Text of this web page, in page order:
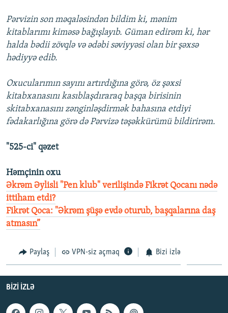
Pərvizin son məqaləsindən bildim ki, mənim
kitablarımı kiməsə bağışlayıb. Güman edirəm ki, hər
halda bədii zövqlə və ədəbi səviyyəsi olan bir şəxsə
hədiyyə edib.
Oxucularımın sayını artırdığına görə, öz şəxsi
kitabxanasını kasıblaşdıraraq başqa birisinin
skitabxanasını zənginləşdirmək bahasına etdiyi
fədakarlığına görə də Pərvizə təşəkkürümü bildirirəm.
"525-ci" qəzet
Həmçinin oxu
Əkrəm Əylisli "Pen klub" verilişində Fikrət Qocanı nədə
ittiham etdi?
Fikrət Qoca: "Əkrəm şüşə evdə oturub, başqalarına daş
atmasın”
Paylaş VPN-siz açmaq Bizi izlə
BIZI IZLƏ